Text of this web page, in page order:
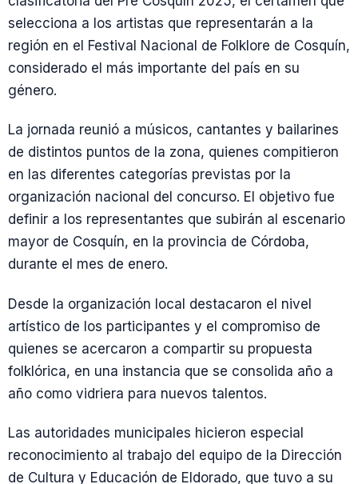
selecciona a los artistas que representarán a la
región en el Festival Nacional de Folklore de Cosquín,
considerado el más importante del país en su
género.
La jornada reunió a músicos, cantantes y bailarines
de distintos puntos de la zona, quienes compitieron
en las diferentes categorías previstas por la
organización nacional del concurso. El objetivo fue
definir a los representantes que subirán al escenario
mayor de Cosquín, en la provincia de Córdoba,
durante el mes de enero.
Desde la organización local destacaron el nivel
artístico de los participantes y el compromiso de
quienes se acercaron a compartir su propuesta
folklórica, en una instancia que se consolida año a
año como vidriera para nuevos talentos.
Las autoridades municipales hicieron especial
reconocimiento al trabajo del equipo de la Dirección
de Cultura y Educación de Eldorado, que tuvo a su